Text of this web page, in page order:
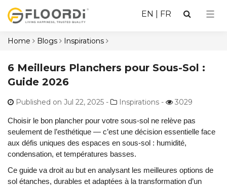
EN FR
Home Blogs Inspirations
6 Meilleurs Planchers pour Sous-Sol :
Guide 2026
Published on Jul 22, 2025 - Inspirations - 3029
Choisir le bon plancher pour votre sous-sol ne relève pas
seulement de l’esthétique — c’est une décision essentielle face
aux défis uniques des espaces en sous-sol : humidité,
condensation, et températures basses.
Ce guide va droit au but en analysant les meilleures options de
sol étanches, durables et adaptées à la transformation d’un